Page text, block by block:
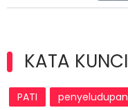
KATA KUNCI
PATI penyeludupan